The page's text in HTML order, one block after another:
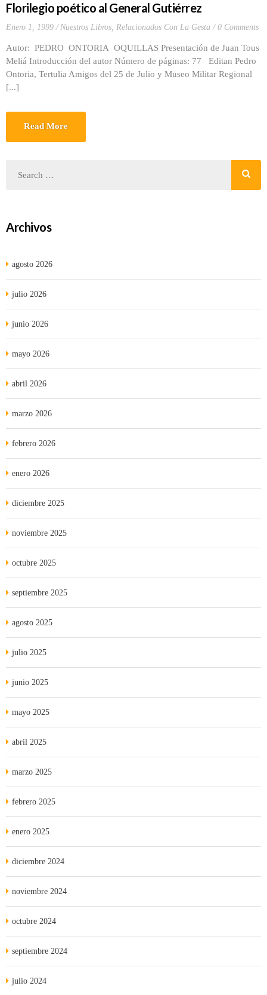
Florilegio poético al General Gutiérrez
Enero 1, 1999 Nuestros Libros, Relacionados Con La Gesta 0 Comments
Autor: PEDRO ONTORIA OQUILLAS Presentación de Juan Tous
Meliá Introducción del autor Número de páginas: 77 Editan Pedro
Ontoria, Tertulia Amigos del 25 de Julio y Museo Militar Regional
[...]
Read More
Archivos
agosto 2026
julio 2026
junio 2026
mayo 2026
abril 2026
marzo 2026
febrero 2026
enero 2026
diciembre 2025
noviembre 2025
octubre 2025
septiembre 2025
agosto 2025
julio 2025
junio 2025
mayo 2025
abril 2025
marzo 2025
febrero 2025
enero 2025
diciembre 2024
noviembre 2024
octubre 2024
septiembre 2024
julio 2024